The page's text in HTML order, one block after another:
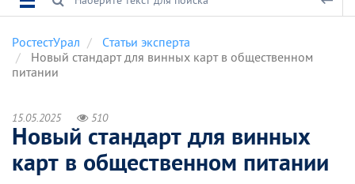
РостестУрал
Статьи эксперта
Новый стандарт для винных карт в общественном
питании
15.05.2025 510
Новый стандарт для винных
карт в общественном питании